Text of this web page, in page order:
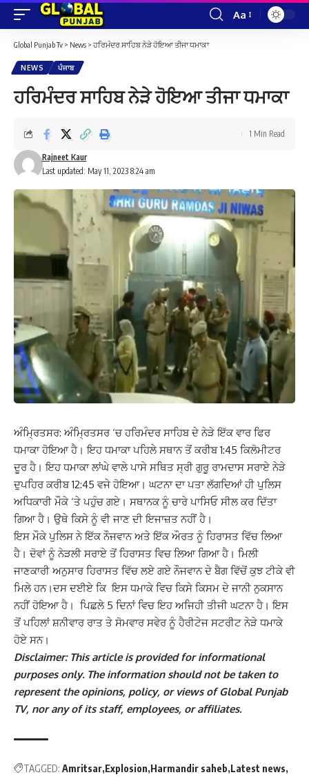
Font
Aa
Global Punjab Tv > News > ਹਰਿਮੰਦਰ ਸਾਹਿਬ ਨੇੜੇ ਹੋਇਆ ਤੀਜਾ ਧਮਾਕਾ
NEWS ਪੰਜਾਬ
ਹਰਿਮੰਦਰ ਸਾਹਿਬ ਨੇੜੇ ਹੋਇਆ ਤੀਜਾ ਧਮਾਕਾ
Last updated: May 11, 2023 8:24 am
Rajneet Kaur
1 Min Read
ਅੰਮ੍ਰਿਤਸਰ: ਅੰਮ੍ਰਿਤਸਰ ‘ਚ ਹਰਿਮੰਦਰ ਸਾਹਿਬ ਦੇ ਨੇੜੇ ਇੱਕ ਵਾਰ ਫਿਰ
ਧਮਾਕਾ ਹੋਇਆ ਹੈ। ਇਹ ਧਮਾਕਾ ਪਹਿਲੇ ਸਥਾਨ ਤੋਂ ਕਰੀਬ 1:45 ਕਿਲੋਮੀਟਰ
ਦੂਰ ਹੈ। ਇਹ ਧਮਾਕਾ ਲਾਂਘੇ ਵਾਲੇ ਪਾਸੇ ਸਥਿਤ ਸ੍ਰੀ ਗੁਰੂ ਰਾਮਦਾਸ ਸਰਾਏ ਨੇੜੇ
ਦੁਪਹਿਰ ਕਰੀਬ 12:45 ਵਜੇ ਹੋਇਆ। ਘਟਨਾ ਦਾ ਪਤਾ ਲੱਗਦਿਆਂ ਹੀ ਪੁਲਿਸ
ਅਧਿਕਾਰੀ ਮੌਕੇ ‘ਤੇ ਪਹੁੰਚ ਗਏ। ਸਥਾਨਕ ਨੂੰ ਚਾਰੇ ਪਾਸਿਓ ਸੀਲ ਕਰ ਦਿੱਤਾ
ਗਿਆ ਹੈ। ਉਥੇ ਕਿਸੇ ਨੂੰ ਵੀ ਜਾਣ ਦੀ ਇਜਾਜ਼ਤ ਨਹੀਂ ਹੈ।
ਇਸ ਮੌਕੇ ਪੁਲਿਸ ਨੇ ਇੱਕ ਨੌਜਵਾਨ ਅਤੇ ਇੱਕ ਔਰਤ ਨੂੰ ਹਿਰਾਸਤ ਵਿੱਚ ਲਿਆ
ਹੈ। ਦੋਵਾਂ ਨੂੰ ਨੇੜਲੀ ਸਰਾਏ ਤੋਂ ਹਿਰਾਸਤ ਵਿਚ ਲਿਆ ਗਿਆ ਹੈ। ਮਿਲੀ
ਜਾਣਕਾਰੀ ਅਨੁਸਾਰ ਹਿਰਾਸਤ ਵਿੱਚ ਲਏ ਗਏ ਨੌਜਵਾਨ ਦੇ ਬੈਗ ਵਿੱਚੋਂ ਕੁਝ ਟੀਕੇ ਵੀ
ਮਿਲੇ ਹਨ।ਦਸ ਦਈਏ ਕਿ ਇਸ ਧਮਾਕੇ ਵਿਚ ਕਿਸੇ ਕਿਸਮ ਦੇ ਜਾਨੀ ਨੁਕਸਾਨ
ਨਹੀਂ ਹੋਇਆ ਹੈ। ਪਿਛਲੇ 5 ਦਿਨਾਂ ਵਿਚ ਇਹ ਅਜਿਹੀ ਤੀਜੀ ਘਟਨਾ ਹੈ। ਇਸ
ਤੋਂ ਪਹਿਲਾਂ ਸ਼ਨੀਵਾਰ ਰਾਤ ਤੇ ਸੋਮਵਾਰ ਸਵੇਰ ਨੂੰ ਹੈਰੀਟੇਜ ਸਟਰੀਟ ਨੇੜੇ ਧਮਾਕੇ
ਹੋਏ ਸਨ।
Disclaimer: This article is provided for informational
purposes only. The information should not be taken to
represent the opinions, policy, or views of Global Punjab
TV, nor any of its staff, employees, or affiliates.
TAGGED: Amritsar Explosion Harmandir saheb Latest news